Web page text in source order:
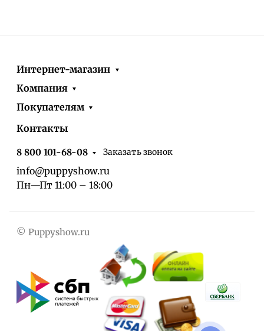
Интернет-магазин
Компания
Покупателям
Контакты
8 800 101-68-08 Заказать звонок
info@puppyshow.ru
Пн—Пт 11:00 – 18:00
© Puppyshow.ru